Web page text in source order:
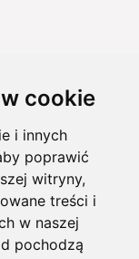
cookie
i innych
poprawić
witryny,
treści i
w naszej
pochodzą
ZAUFANYCH